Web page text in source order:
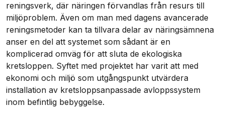
reningsverk, där näringen förvandlas från resurs till
miljöproblem. Även om man med dagens avancerade
reningsmetoder kan ta tillvara delar av näringsämnena
anser en del att systemet som sådant är en
komplicerad omväg för att sluta de ekologiska
kretsloppen. Syftet med projektet har varit att med
ekonomi och miljö som utgångspunkt utvärdera
installation av kretsloppsanpassade avloppssystem
inom befintlig bebyggelse.